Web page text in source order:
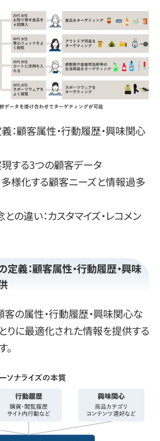
：顧客属性・行動履歴・興味関心
する3つの顧客データ
様化する顧客ニーズと情報過多
の違い：カスタマイズ・レコメン
義：顧客属性・行動履歴・興味
客の属性・行動履歴・興味関心な
りに最適化された情報を提供する